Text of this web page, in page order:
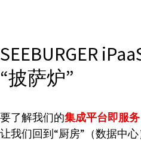
SEEBURGER
“披萨炉”
要了解我们的集成平台即服务
让我们回到“厨房”（数据中